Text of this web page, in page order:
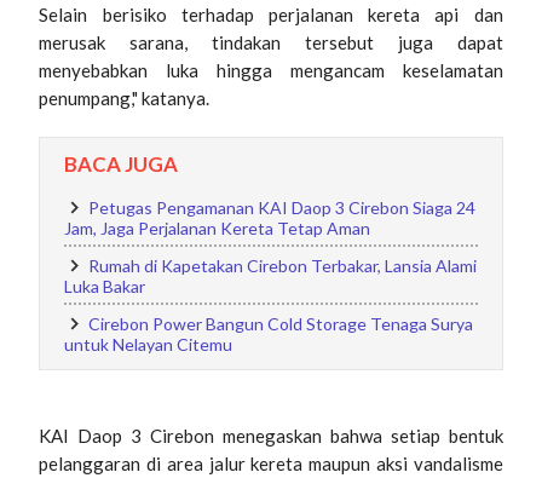
Selain berisiko terhadap perjalanan kereta api dan
merusak sarana, tindakan tersebut juga dapat
menyebabkan luka hingga mengancam keselamatan
penumpang," katanya.
BACA JUGA
Petugas Pengamanan KAI Daop 3 Cirebon Siaga 24
Jam, Jaga Perjalanan Kereta Tetap Aman
Rumah di Kapetakan Cirebon Terbakar, Lansia Alami
Luka Bakar
Cirebon Power Bangun Cold Storage Tenaga Surya
untuk Nelayan Citemu
KAI Daop 3 Cirebon menegaskan bahwa setiap bentuk
pelanggaran di area jalur kereta maupun aksi vandalisme